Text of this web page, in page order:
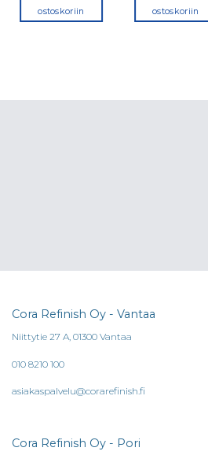
ostoskoriin
ostoskoriin
Cora Refinish Oy - Vantaa
Niittytie 27 A, 01300 Vantaa
010 8210 100
asiakaspalvelu@corarefinish.fi
Cora Refinish Oy - Pori